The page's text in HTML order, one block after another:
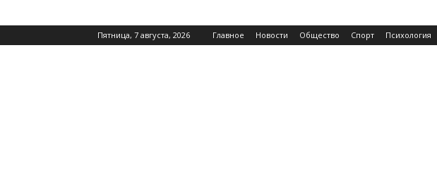
Пятница, 7 августа, 2026 Главное Новости Общество Спорт Психология